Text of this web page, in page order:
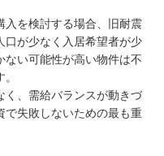
入を検討する場合、旧耐震
口が少なく入居希望者が少
ない可能性が高い物件は不
く、需給バランスが動きづ
で失敗しないための最も重